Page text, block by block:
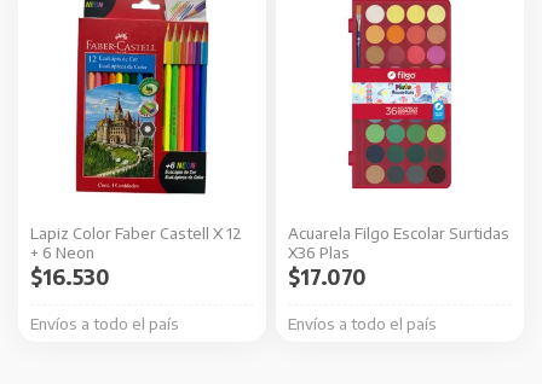
Lapiz Color Faber Castell X 12
+ 6 Neon
Envíos a todo el país
$16.530
Acuarela Filgo Escolar Surtidas
X36 Plas
Envíos a todo el país
$17.070